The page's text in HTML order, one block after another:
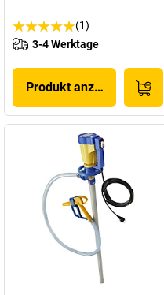
(1)
3-4 Werktage
Produkt anzeigen